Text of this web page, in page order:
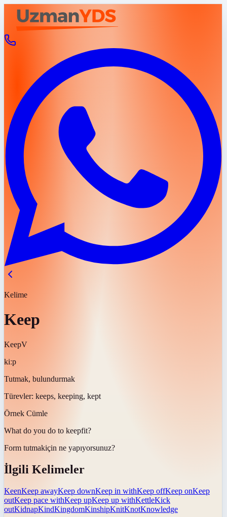
Kelime
Keep
KeepV
kiːp
Tutmak, bulundurmak
Türevler: keeps, keeping, kept
Örnek Cümle
What do you do to keepfit?
Form tutmakiçin ne yapıyorsunuz?
İlgili Kelimeler
KeenKeep awayKeep downKeep in withKeep offKeep onKeep
outKeep pace withKeep upKeep up withKettleKick
outKidnapKindKingdomKinshipKnitKnotKnowledge